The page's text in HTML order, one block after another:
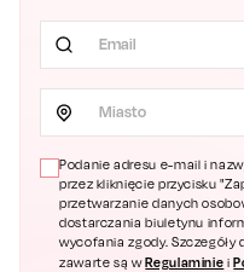
Miasto
Podanie adresu e-mail i
przez kliknięcie przycisku
przetwarzanie danych
dostarczania biuletynu
wycofania zgody.
zawarte są wRegulaminie i